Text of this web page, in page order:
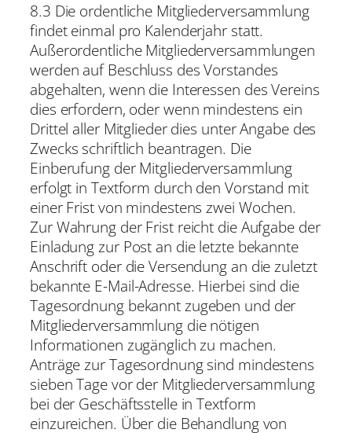
8.3 Die ordentliche Mitgliederversammlung
findet einmal pro Kalenderjahr statt.
Außerordentliche Mitgliederversammlungen
werden auf Beschluss des Vorstandes
abgehalten, wenn die Interessen des Vereins
dies erfordern, oder wenn mindestens ein
Drittel aller Mitglieder dies unter Angabe des
Zwecks schriftlich beantragen. Die
Einberufung der Mitgliederversammlung
erfolgt in Textform durch den Vorstand mit
einer Frist von mindestens zwei Wochen.
Zur Wahrung der Frist reicht die Aufgabe der
Einladung zur Post an die letzte bekannte
Anschrift oder die Versendung an die zuletzt
bekannte E-Mail-Adresse. Hierbei sind die
Tagesordnung bekannt zugeben und der
Mitgliederversammlung die nötigen
Informationen zugänglich zu machen.
Anträge zur Tagesordnung sind mindestens
sieben Tage vor der Mitgliederversammlung
bei der Geschäftsstelle in Textform
einzureichen. Über die Behandlung von